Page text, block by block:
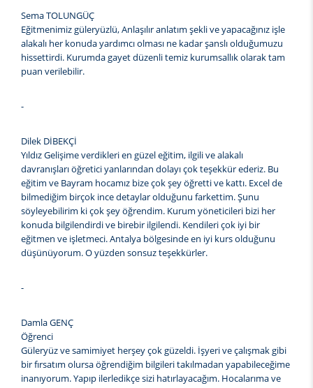
Sema TOLUNGÜÇ
Eğitmenimiz güleryüzlü, Anlaşılır anlatım şekli ve yapacağınız işle
alakalı her konuda yardımcı olması ne kadar şanslı olduğumuzu
hissettirdi. Kurumda gayet düzenli temiz kurumsallık olarak tam
puan verilebilir.
-
Dilek DİBEKÇİ
Yıldız Gelişime verdikleri en güzel eğitim, ilgili ve alakalı
davranışları öğretici yanlarından dolayı çok teşekkür ederiz. Bu
eğitim ve Bayram hocamız bize çok şey öğretti ve kattı. Excel de
bilmediğim birçok ince detaylar olduğunu farkettim. Şunu
söyleyebilirim ki çok şey öğrendim. Kurum yöneticileri bizi her
konuda bilgilendirdi ve birebir ilgilendi. Kendileri çok iyi bir
eğitmen ve işletmeci. Antalya bölgesinde en iyi kurs olduğunu
düşünüyorum. O yüzden sonsuz teşekkürler.
-
Damla GENÇ
Öğrenci
Güleryüz ve samimiyet herşey çok güzeldi. İşyeri ve çalışmak gibi
bir fırsatım olursa öğrendiğim bilgileri takılmadan yapabileceğime
inanıyorum. Yapıp ilerledikçe sizi hatırlayacağım. Hocalarıma ve